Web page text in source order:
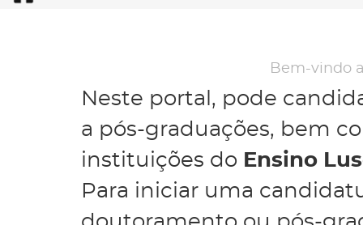
Bem-vindo
Neste portal, pode
a pós-graduações, bem
instituições do Ensino
Para iniciar uma